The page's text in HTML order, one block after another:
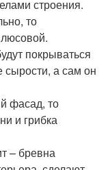
строения.
то
покрываться
сырости, а сам он
фасад, то
и грибка
– бревна